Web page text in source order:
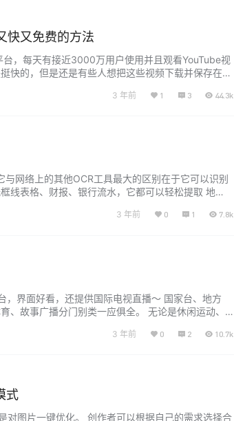
快又免费的方法
，每天有接近3000万用户使用并且观看YouTube视
快的，但是还是有些人想把这些视频下载并保存在他
试。 用桌面端软件：YT Saver YT …...
3 年前 1 3 44.3k
网络上的其他OCR工具最大的区别在于它可以识别
线表格、财报、银行流水，它都可以轻松提取 地
格等图片，而且就算有盖章干扰，它也依然可以…...
3 年前 0 1 7.8k
，界面好看，还提供国际电视直播～ 国家台、地方
、故事广播分门别类一应俱全。 无论是休闲运动、
3 年前 0 2 10.7k
式
对图片一键优化。 创作者可以根据自己的需求选择合